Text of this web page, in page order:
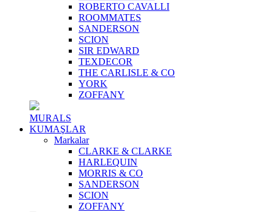
ROBERTO CAVALLI
ROOMMATES
SANDERSON
SCION
SIR EDWARD
TEXDECOR
THE CARLISLE & CO
YORK
ZOFFANY
MURALS
KUMAŞLAR
Markalar
CLARKE & CLARKE
HARLEQUIN
MORRIS & CO
SANDERSON
SCION
ZOFFANY